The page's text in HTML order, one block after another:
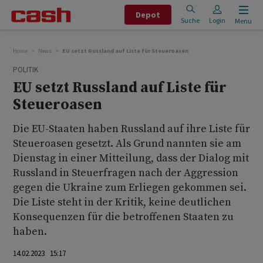
Depot
Suche Login Menu
Home News EU setzt Russland auf Liste für Steueroasen
POLITIK
EU setzt Russland auf Liste für
Steueroasen
Die EU-Staaten haben Russland auf ihre Liste für
Steueroasen gesetzt. Als Grund nannten sie am
Dienstag in einer Mitteilung, dass der Dialog mit
Russland in Steuerfragen nach der Aggression
gegen die Ukraine zum Erliegen gekommen sei.
Die Liste steht in der Kritik, keine deutlichen
Konsequenzen für die betroffenen Staaten zu
haben.
14.02.2023 15:17